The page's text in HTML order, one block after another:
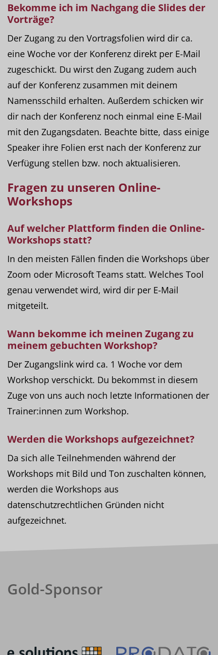
Bekomme ich im Nachgang die Slides der
Vorträge?
Der Zugang zu den Vortragsfolien wird dir ca.
eine Woche vor der Konferenz direkt per E-Mail
zugeschickt. Du wirst den Zugang zudem auch
auf der Konferenz zusammen mit deinem
Namensschild erhalten. Außerdem schicken wir
dir nach der Konferenz noch einmal eine E-Mail
mit den Zugangsdaten. Beachte bitte, dass einige
Speaker ihre Folien erst nach der Konferenz zur
Verfügung stellen bzw. noch aktualisieren.
Fragen zu unseren Online-
Workshops
Auf welcher Plattform finden die Online-
Workshops statt?
In den meisten Fällen finden die Workshops über
Zoom oder Microsoft Teams statt. Welches Tool
genau verwendet wird, wird dir per E-Mail
mitgeteilt.
Wann bekomme ich meinen Zugangzu
meinem gebuchten Workshop?
Der Zugangslink wird ca. 1 Woche vor dem
Workshop verschickt. Du bekommst in diesem
Zuge von uns auch noch letzte Informationen der
Trainer:innen zum Workshop.
Werden die Workshopsaufgezeichnet?
Da sich alle Teilnehmenden während der
Workshops mit Bild und Ton zuschalten können,
werden die Workshops aus
datenschutzrechtlichen Gründen nicht
aufgezeichnet.
Gold-Sponsor